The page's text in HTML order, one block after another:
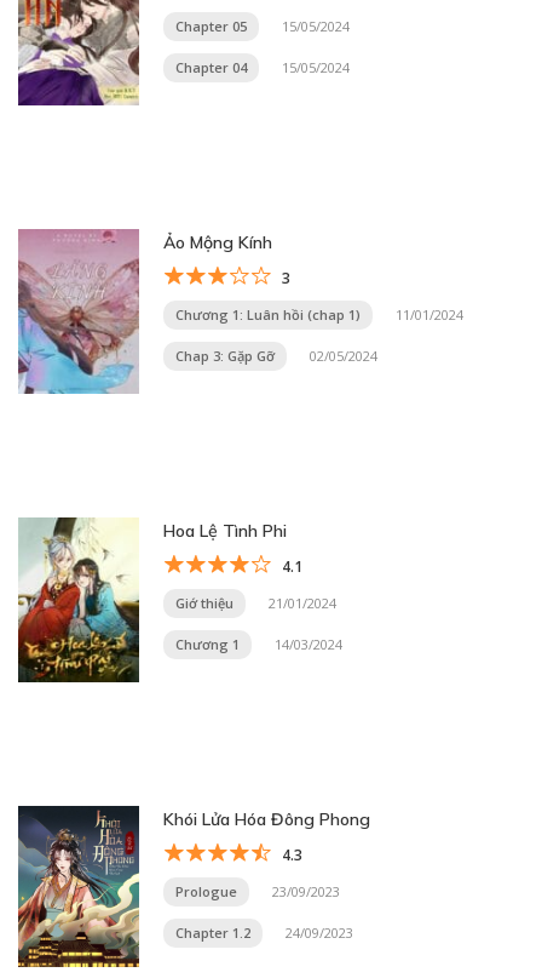
Chapter 05 15/05/2024
Chapter 04 15/05/2024
Ảo Mộng Kính
3
Chương 1: Luân hồi (chap 1) 11/01/2024
Chap 3: Gặp Gỡ 02/05/2024
Hoa Lệ Tình Phi
4.1
Giớ thiệu 21/01/2024
Chương 1 14/03/2024
Khói Lửa Hóa Đông Phong
4.3
Prologue 23/09/2023
Chapter 1.2 24/09/2023